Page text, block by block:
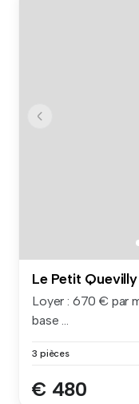
Le Petit Quevilly
Loyer : 670 € par
base ...
3 pièces
€ 480